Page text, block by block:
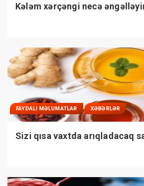
Kələm xərçəngi necə
FAYDALI MƏLUMATLAR XƏBƏRLƏR
Sizi qısa vaxtda arıqladacaq